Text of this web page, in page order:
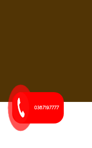
0387197777